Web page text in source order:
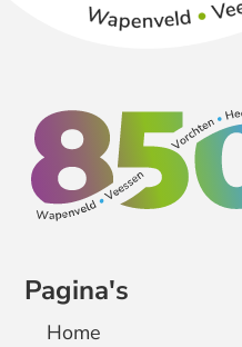
Pagina's
Home